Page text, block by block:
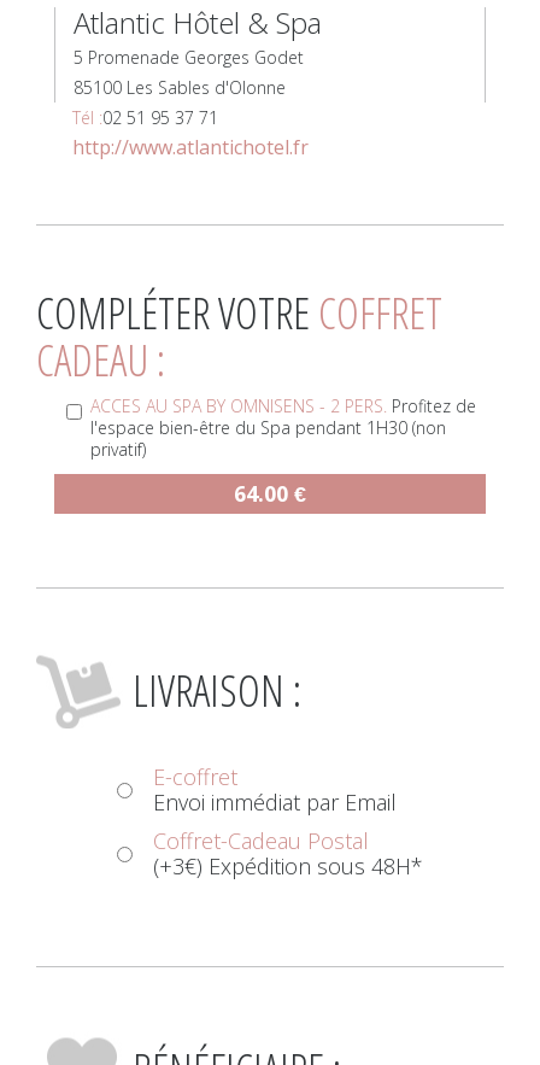
Atlantic Hôtel & Spa
5 Promenade Georges Godet
85100 Les Sables d'Olonne
Tél :02 51 95 37 71
http://www.atlantichotel.fr
COMPLÉTER VOTRE COFFRET
CADEAU :
ACCES AU SPA BY OMNISENS - 2 PERS. Profitez de
l'espace bien-être du Spa pendant 1H30 (non
privatif)
64.00 €
LIVRAISON :
E-coffret
Envoi immédiat par Email
Coffret-Cadeau Postal
(+3€) Expédition sous 48H*